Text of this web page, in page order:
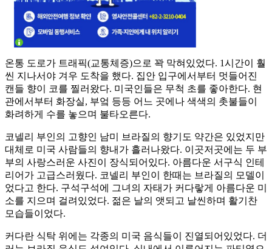
온통 도로가 트래픽(교통체증)으로 꽉 막혀있었다. 1시간이 훨
씬 지나서야 겨우 도착을 했다. 집안 입구에서부터 멋들어진
캔들 향이 코를 찔러왔다. 미국인들은 무척 초를 좋아한다. 현
관에서부터 화장실, 부엌 등등 어느 곳에나 색색의 촛불들이
화려하게 수를 놓으며 불타오른다.
코넬리 부인의 고향인 남미 브라질의 향기도 약간은 있었지만
대체로 미국 사람들의 향내가 흘러나왔다. 이곳저곳에는 두 부
부의 사랑스러운 사진이 장식되어있다. 아름다운 서구식 인테
리어가 고급스러웠다. 코넬리 부인이 한때는 브라질의 모델이
었다고 한다. 구석구석에 그녀의 자태가 커다랗게 아름다운 미
소를 지으며 걸려있었다. 젊은 날의 앳되고 날씬하며 활기찬
모습들이었다.
커다란 식탁 위에는 각종의 미국 음식들이 진열되어있었다. 더